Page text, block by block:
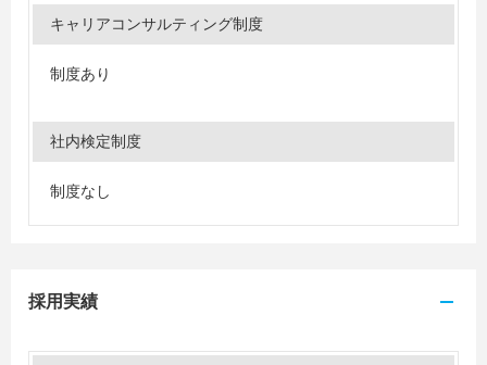
キャリアコンサルティング制度
制度あり
社内検定制度
制度なし
採用実績